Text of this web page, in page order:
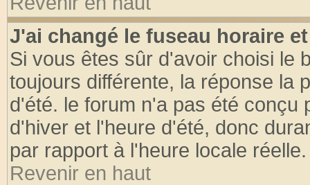
J'ai changé le fuseau horaire
Si vous êtes sûr d'avoir choisi le
toujours différente, la réponse la
d'été. le forum n'a pas été conçu
d'hiver et l'heure d'été, donc
par rapport à l'heure locale réelle.
Revenir en haut